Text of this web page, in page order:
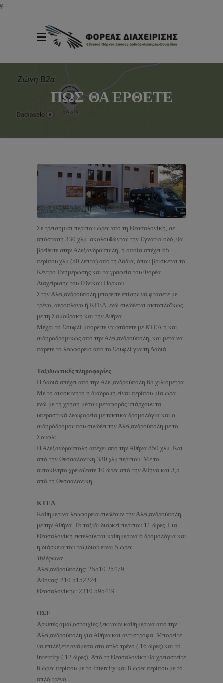
φ
ΠΩΣ ΘΑ ΕΡΘΕΤΕ
Σε τρεισήμισι περίπου ώρες από τη Θεσσαλονίκη, σε
απόσταση 330 χλμ. ακολουθώντας την Εγνατία οδό, θα
βρεθείτε στην Αλεξανδρούπολη, η οποία απέχει 65
περίπου χλμ (50 λεπτά) από τη Δαδιά, όπου βρίσκεται το
Κέντρο Ενημέρωσης και τα γραφεία του Φορέα
Διαχείρισης του Εθνικού Πάρκου.
Στην Αλεξανδρούπολη μπορείτε επίσης να φτάσετε με
τρένο, αεροπλάνο ή ΚΤΕΛ, ενώ συνδέεται ακτοπλοϊκώς
με τη Σαμοθράκη και την Αθήνα.
Μέχρι το Σουφλί μπορείτε να φτάσετε με ΚΤΕΛ ή και
σιδηροδρομικώς από την Αλεξανδρούπολη, και μετά να
πάρετε το λεωφορείο από το Σουφλί για τη Δαδιά.
Ταξιδιωτικές πληροφορίες
Η Δαδιά απέχει από την Αλεξανδρούπολη 65 χιλιόμετρα.
Με το αυτοκίνητο η διαδρομή είναι περίπου μία ώρα
ενώ με τη χρήση μέσου μεταφοράς υπάρχουν τα
υπεραστικά λεωφορεία με τακτικά δρομολόγια και ο
σιδηρόδρομος που συνδέει την Αλεξανδρούπολη με το
Σουφλί.
Η Αλεξανδρούπολη απέχει από την Αθήνα 850 χλμ. Και
από την Θεσσαλονίκη 330 χλμ περίπου. Με το
αυτοκίνητο χρειάζεστε 10 ώρες από την Αθήνα και 3,5
από τη Θεσσαλονίκη.
ΚΤΕΛ
Καθημερινά λεωφορεία συνδέουν την Αλεξανδρούπολη
με την Αθήνα. Το ταξίδι διαρκεί περίπου 11 ώρες. Για
Θεσσαλονίκη εκτελούνται καθημερινά 6 δρομολόγια και
η διάρκεια του ταξιδιού είναι 5 ώρες.
Τηλέφωνα
Αλεξανδρούπολης: 25510 26479
Αθήνας: 210 5152224
Θεσσαλονίκης: 2310 595419
ΟΣΕ
Αρκετές αμαξοστοιχίες ξεκινούν καθημερινά από την
Αλεξανδρούπολη για Αθήνα και αντίστροφα. Μπορείτε
να επιλέξετε ανάμεσα στο απλό τρένο ( 16 ώρες) και το
intercity ( 12 ώρες). Από τη Θεσσαλονίκη θα χρειαστείτε
6 ώρες περίπου με το intercity και 8 ώρες περίπου με το
απλό τρένο.